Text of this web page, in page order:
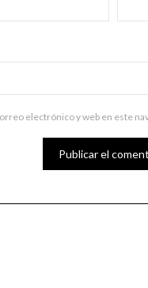
electrónico y web en este